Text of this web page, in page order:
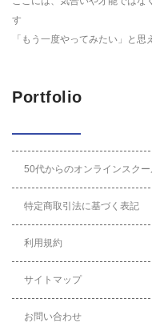
す
「もう一度やってみたい」と
Portfolio
50代からのオンラインスク
特定商取引法に基づく表記
利用規約
サイトマップ
お問い合わせ